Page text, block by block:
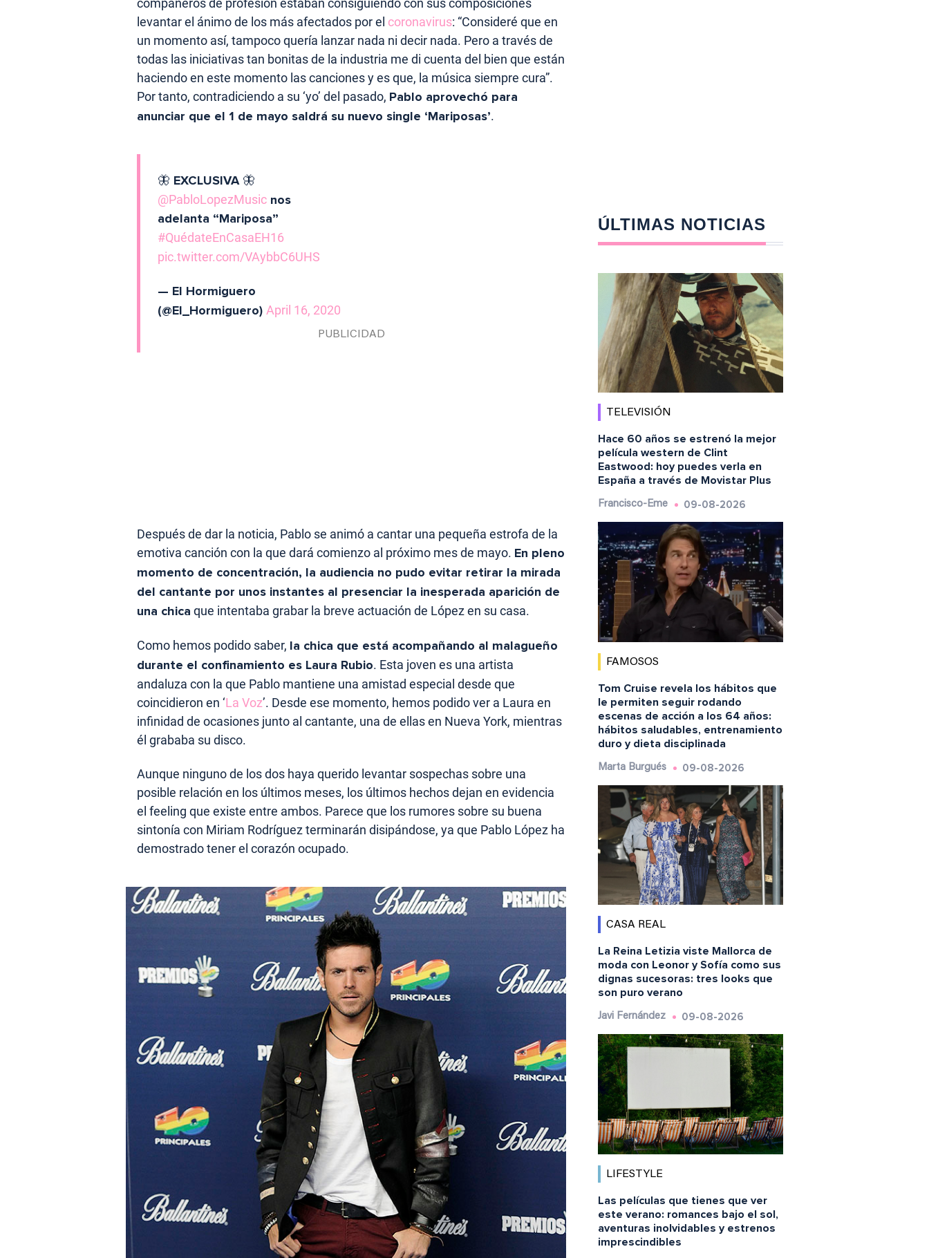
levantar el ánimo de los más afectados por el coronavirus: “Consideré que en
un momento así, tampoco quería lanzar nada ni decir nada. Pero a través de
todas las iniciativas tan bonitas de la industria me di cuenta del bien que están
haciendo en este momento las canciones y es que, la música siempre cura”.
Por tanto, contradiciendo a su ‘yo’ del pasado, Pablo aprovechó para
anunciar que el 1 de mayo saldrá su nuevo single ‘Mariposas’.
🦋 EXCLUSIVA 🦋
@PabloLopezMusic nos
adelanta “Mariposa”
#QuédateEnCasaEH16
pic.twitter.com/VAybbC6UHS
— El Hormiguero
(@El_Hormiguero) April 16, 2020
Después de dar la noticia, Pablo se animó a cantar una pequeña estrofa de la
emotiva canción con la que dará comienzo al próximo mes de mayo. En pleno
momento de concentración, la audiencia no pudo evitar retirar la mirada
del cantante por unos instantes al presenciar la inesperada aparición de
una chica que intentaba grabar la breve actuación de López en su casa.
Como hemos podido saber, la chica que está acompañando al malagueño
durante el confinamiento es Laura Rubio. Esta joven es una artista
andaluza con la que Pablo mantiene una amistad especial desde que
coincidieron en ‘La Voz’. Desde ese momento, hemos podido ver a Laura en
infinidad de ocasiones junto al cantante, una de ellas en Nueva York, mientras
él grababa su disco.
Aunque ninguno de los dos haya querido levantar sospechas sobre una
posible relación en los últimos meses, los últimos hechos dejan en evidencia
el feeling que existe entre ambos. Parece que los rumores sobre su buena
sintonía con Miriam Rodríguez terminarán disipándose, ya que Pablo López ha
demostrado tener el corazón ocupado.
ÚLTIMAS NOTICIAS
TELEVISIÓN
Hace 60 años se estrenó la mejor
película western de Clint
Eastwood: hoy puedes verla en
España a través de Movistar Plus
Francisco-Eme 09-08-2026
FAMOSOS
Tom Cruise revela los hábitos que
le permiten seguir rodando
escenas de acción a los 64 años:
hábitos saludables, entrenamiento
duro y dieta disciplinada
Marta Burgués 09-08-2026
CASA REAL
La Reina Letizia viste Mallorca de
moda con Leonor y Sofía como sus
dignas sucesoras: tres looks que
son puro verano
Javi Fernández 09-08-2026
LIFESTYLE
Las películas que tienes que ver
este verano: romances bajo el sol,
aventuras inolvidables y estrenos
imprescindibles